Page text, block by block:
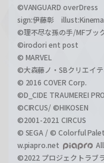
©VANGUARD
sign:伊藤彰
©理不尽な孫の手/MFブッ
©irodori ent post
© MARVEL
©大森藤ノ・SBクリエイ
© 2016 COVER Corp.
©D_CIDE TRAUMEREI
©CIRCUS/ ©HIKOSEN
©2001-2021 CIRCUS
© SEGA / © Colorful
w.piapro.net
©2022 プロジェクトラブ